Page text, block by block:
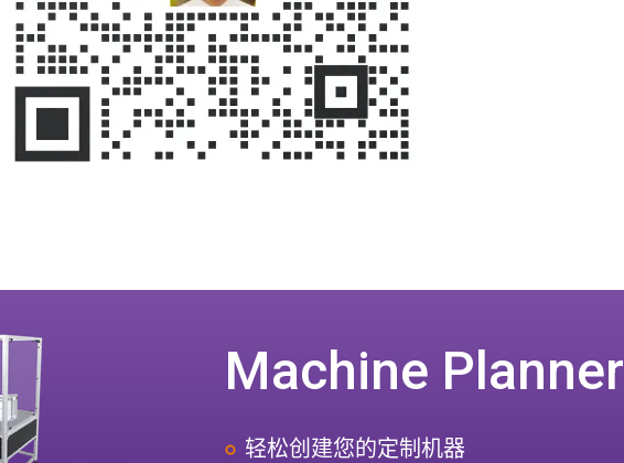
Machine Planner
轻松创建您的定制机器